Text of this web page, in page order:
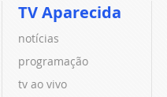
TV Aparecida
notícias
programação
tv ao vivo